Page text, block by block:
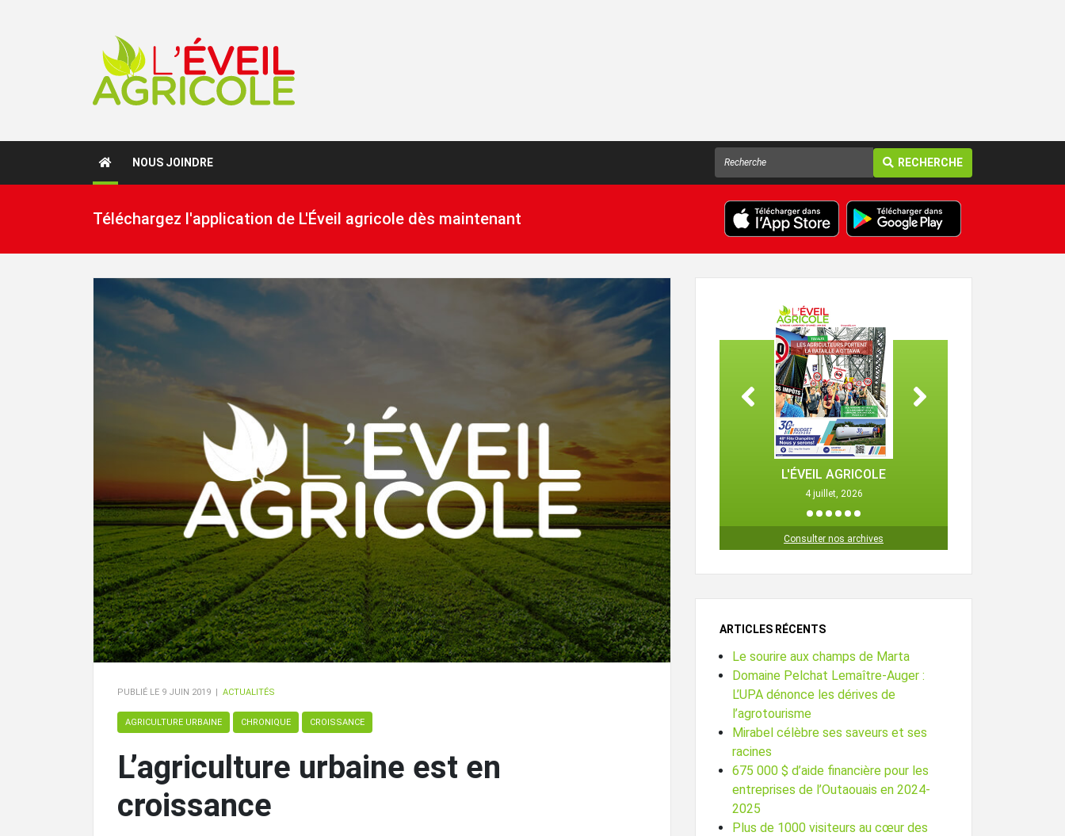
NOUS JOINDRE RECHERCHE
Téléchargez l'application de L'Éveil agricole dès maintenant
PUBLIÉ LE 9 JUIN 2019 ACTUALITÉS
AGRICULTURE URBAINE CHRONIQUE CROISSANCE
L’agriculture urbaine est en
croissance
L'ÉVEIL AGRICOLE
29 juin, 2024
L'ÉVEIL AGRICOLE
4 juillet, 2026
1 2 3 4 5
Consulter nos archives
ARTICLES RÉCENTS
Le sourire aux champs de Marta
Domaine Pelchat Lemaître-Auger :
L’UPA dénonce les dérives de
l’agrotourisme
Mirabel célèbre ses saveurs et ses
racines
675 000 $ d’aide financière pour les
entreprises de l’Outaouais en 2024-
2025
Plus de 1000 visiteurs au cœur des